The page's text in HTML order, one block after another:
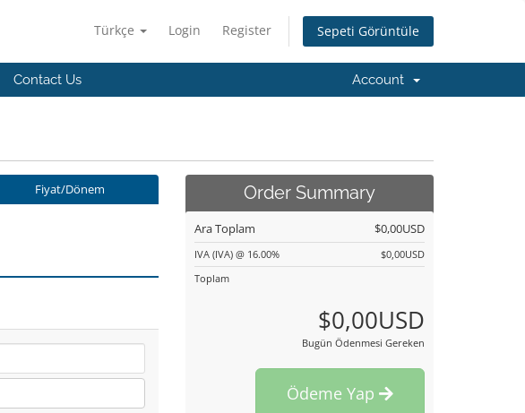
Türkçe Login Register Sepeti Görüntüle
Contact Us Account
Fiyat/Dönem Order Summary
Ara Toplam $0,00USD
IVA (IVA) @ 16.00%
$0,00USD
Toplam
$0,00USD
Bugün Ödenmesi Gereken
Ödeme Yap